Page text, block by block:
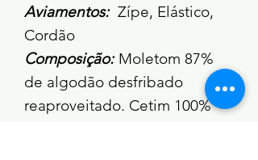
Aviamentos:Zípe, Elástico,
Cordão
Composição: Moletom 87%
de algodão desfribado
reaproveitado. Cetim 100%